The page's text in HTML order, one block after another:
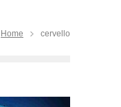
Home cervello